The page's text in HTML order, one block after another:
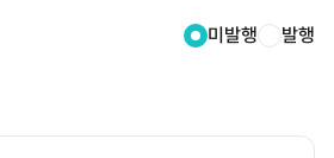
미발행 발행